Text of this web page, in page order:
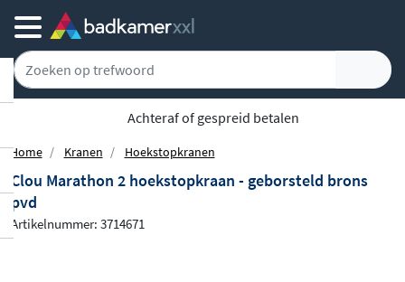
5779 klanten geven ons een 9.1
Home Kranen Hoekstopkranen
Clou Marathon 2 hoekstopkraan - geborsteld brons
pvd
Artikelnummer: 3714671